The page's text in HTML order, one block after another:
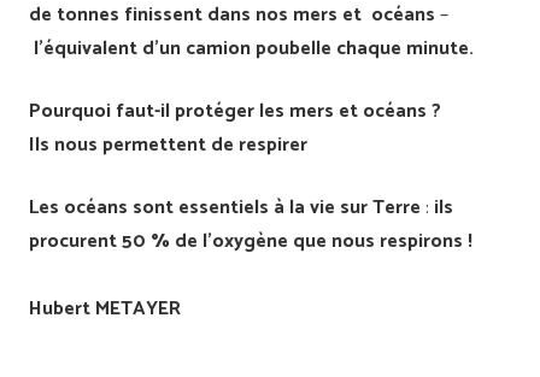
de tonnes finissent dans nos mers et océans–
l’équivalent d’un camion poubelle chaque minute.
Pourquoi faut-il protéger les mers et océans ?
Ils nous permettent de respirer
Les océans sont essentiels à la vie sur Terre: ils
procurent 50 % de l’oxygène que nous respirons !
Hubert METAYER